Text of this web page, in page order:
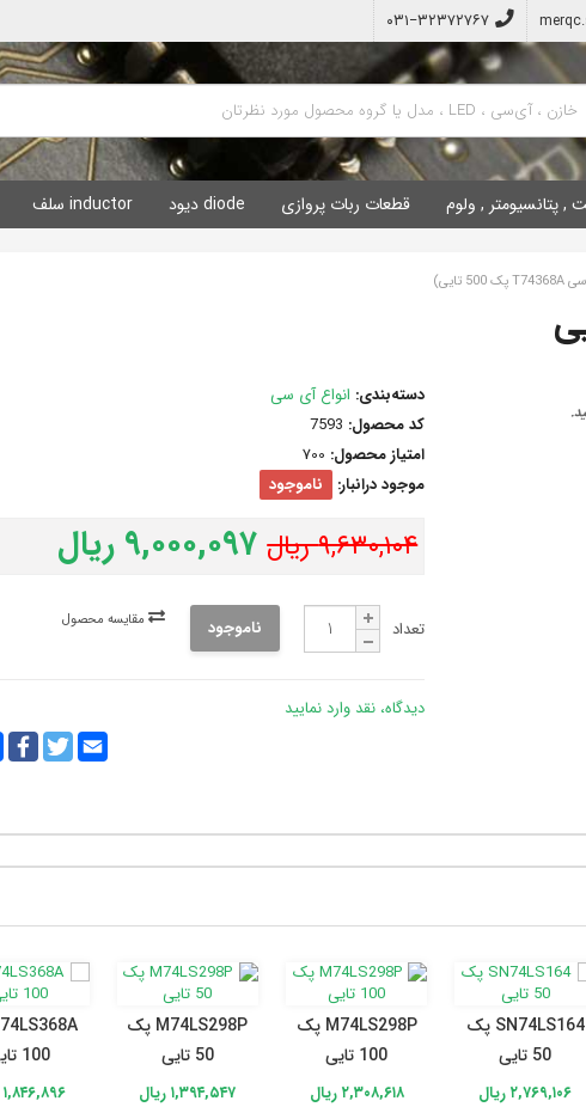
۰۳۱−۳۲۳۷۲۷۶۷
, پتانسیومتر , ولوم قطعات ربات پروازی diode دیود inductor سلف
دسته‌بندی: انواع آی سی
کد محصول: 7593
امتیاز محصول: 700
موجود درانبار:
ناموجود
۹,۶۳۰,۱۰۴ ریال ۹,۰۰۰,۰۹۷ ریال
تعداد ناموجود مقایسه محصول
دیدگاه، نقد وارد نمایید
TwitterEmail
SN74LS164 پک
50 تایی
۲,۷۶۹,۱۰۶ ریال
M74LS298P پک
100 تایی
۲,۳۰۸,۶۱۸ ریال
M74LS298P پک
50 تایی
۱,۳۹۴,۵۴۷ ریال
100 تایی
۱,۸۴۶,۸۹۶ ریال